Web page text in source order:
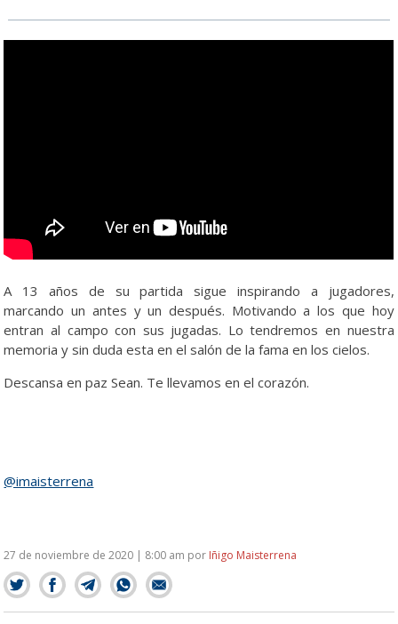
A 13 años de su partida sigue inspirando a jugadores,
marcando un antes y un después. Motivando a los que hoy
entran al campo con sus jugadas. Lo tendremos en nuestra
memoria y sin duda esta en el salón de la fama en los cielos.
Descansa en paz Sean. Te llevamos en el corazón.
@imaisterrena
27 de noviembre de 2020 | 8:00 am por Iñigo Maisterrena